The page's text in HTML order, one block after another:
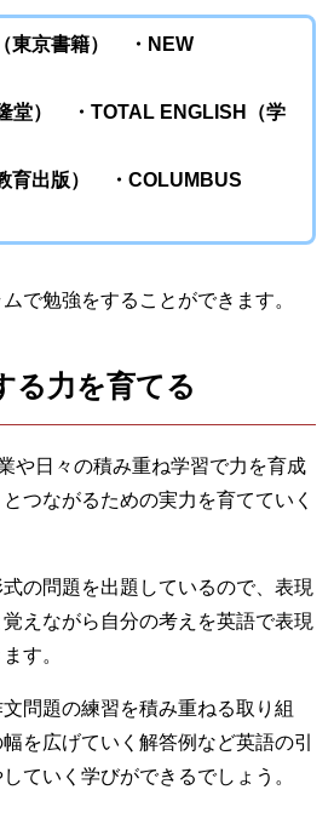
東京書籍） ・NEW
堂） ・TOTAL ENGLISH（学
育出版） ・COLUMBUS
で勉強をすることができます。
る力を育てる
や日々の積み重ね学習で力を育成
つながるための実力を育てていく
式の問題を出題しているので、表現
えながら自分の考えを英語で表現
す。
問題の練習を積み重ねる取り組
を広げていく解答例など英語の引
ていく学びができるでしょう。